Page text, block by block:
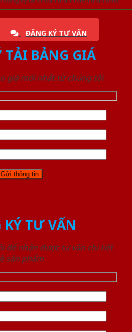
ĐĂNG KÝ TƯ VẤN
TẢI BẢNG GIÁ
giá mới nhất từ chúng tôi
TƯ VẤN
để nhận được tư vấn chi tiết
sản phẩm